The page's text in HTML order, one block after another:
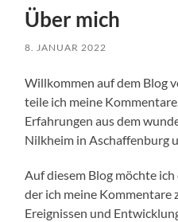
Über mich
8. JANUAR 2022
Willkommen auf dem Blog
teile ich meine
Erfahrungen aus dem
Nilkheim in Aschaffenburg
Auf diesem Blog möchte
der ich meine Kommentare
Ereignissen und